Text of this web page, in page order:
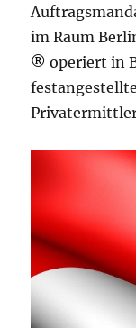
im Raum
® operiert in